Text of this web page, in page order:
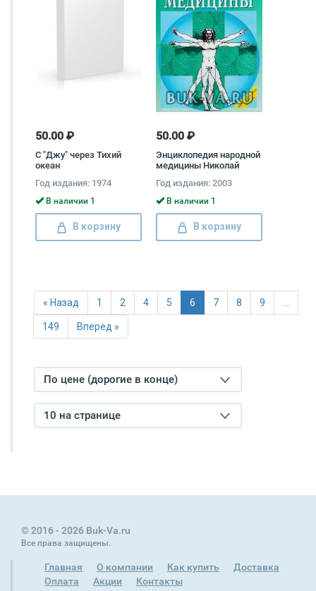
50.00 ₽
С "Джу" через Тихий
океан
Год издания: 1974
В наличии 1
В корзину
50.00 ₽
Энциклопедия народной
медицины Николай
Год издания: 2003
В наличии 1
В корзину
« Назад 1 2 4 5 6 7 8 9 …
149 Вперед »
По цене (дорогие в конце)
10 на странице
© 2016 - 2026 Buk-Va.ru
Все права защищены.
Главная О компании Как купить
Доставка
Оплата
Акции Контакты